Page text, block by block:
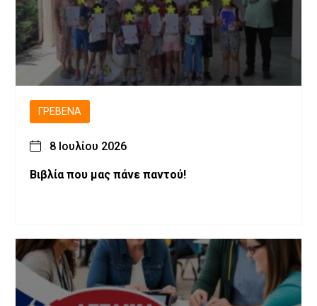
ΓΡΕΒΕΝΆ
8 Ιουλίου 2026
Βιβλία που μας πάνε παντού!